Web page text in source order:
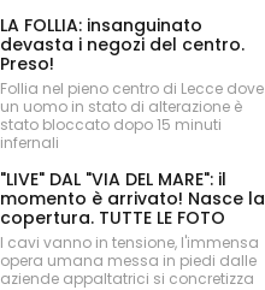
LA FOLLIA: insanguinato
devasta i negozi del centro.
Preso!
Follia nel pieno centro di Lecce dove
un uomo in stato di alterazione è
stato bloccato dopo 15 minuti
infernali
"LIVE" DAL "VIA DEL MARE": il
momento è arrivato! Nasce la
copertura. TUTTE LE FOTO
I cavi vanno in tensione, l'immensa
opera umana messa in piedi dalle
aziende appaltatrici si concretizza